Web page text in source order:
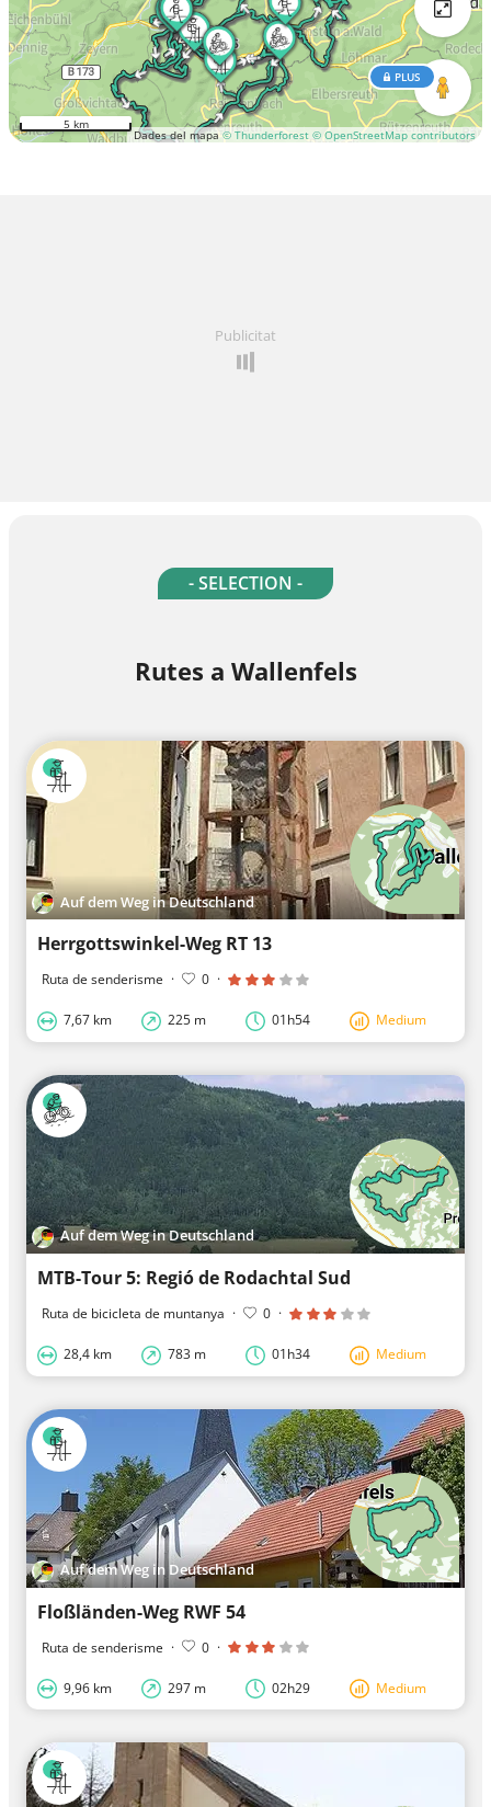
Dades del mapa© Thunderforest © OpenStreetMap contributors
PLUS
5 km
Publicitat
- SELECTION -
Rutes a Wallenfels
Auf dem Weg in Deutschland
Herrgottswinkel-Weg RT 13
Ruta de senderisme · 0 ·
7,67 km 225 m 01h54 Medium
Auf dem Weg in Deutschland
MTB-Tour 5: Regió de Rodachtal Sud
Ruta de bicicleta de muntanya · 0 ·
28,4 km 783 m 01h34 Medium
Auf dem Weg in Deutschland
Floßländen-Weg RWF 54
Ruta de senderisme · 0 ·
9,96 km 297 m 02h29 Medium